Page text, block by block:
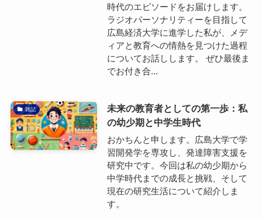
時代のエピソードをお届けします。
ラジオパーソナリティーを目指して
広島経済大学に進学した私が、メデ
ィアと教育への情熱を見つけた過程
についてお話しします。 ぜひ最後ま
でお付き合...
雑記
未来の教育者としての第一歩：私
の幼少期と中学生時代
おかちんと申します。広島大学で学
習開発学を専攻し、発達障害支援を
研究中です。今回は私の幼少期から
中学時代までの成長と挑戦、そして
現在の研究生活について紹介しま
す。